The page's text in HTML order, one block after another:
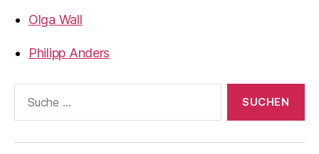
Olga Wall
Philipp Anders
nach: